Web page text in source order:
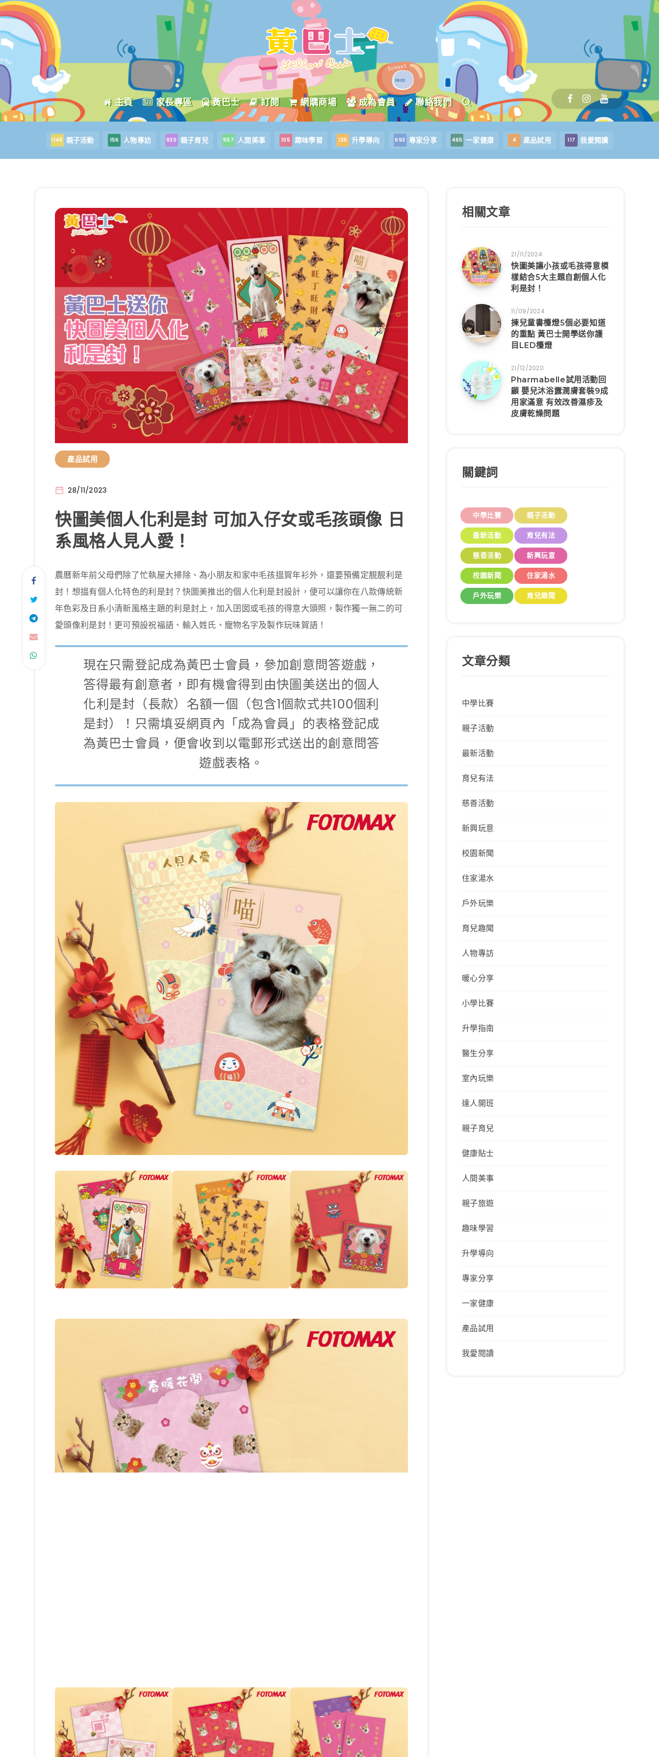
主頁 家長專區 黃巴士 訂閱 網購商場 成為會員 聯絡我們
1145 親子活動 156 人物專訪 930 親子育兒 557 人間美事 105 趣味學習 135 升學導向 693 專家分享 465 一家健康 4 產品試用 117 我愛閱讀
產品試用
28/11/2023
快圖美個人化利是封 可加入仔女或毛孩頭像 日
系風格人見人愛！
農曆新年前父母們除了忙執屋大掃除、為小朋友和家中毛孩搵賀年衫外，還要預備定靚靚利是
封！想搵有個人化特色的利是封？快圖美推出的個人化利是封設計，便可以讓你在八款傳統新
年色彩及日系小清新風格主題的利是封上，加入囝囡或毛孩的得意大頭照，製作獨一無二的可
愛頭像利是封！更可預設祝福語、輸入姓氏、寵物名字及製作玩味賀語！
現在只需登記成為黃巴士會員，參加創意問答遊戲，
答得最有創意者，即有機會得到由快圖美送出的個人
化利是封（長款）名額一個（包含1個款式共100個利
是封）！只需填妥網頁內「成為會員」的表格登記成
為黃巴士會員，便會收到以電郵形式送出的創意問答
遊戲表格。
相關文章
21/11/2024
快圖美讓小孩或毛孩得意模
樣結合5大主題自創個人化
利是封！
11/09/2024
揀兒童書檯燈5個必要知道
的重點 黃巴士開學送你護
目LED檯燈
21/12/2020
Pharmabelle試用活動回
顧 嬰兒沐浴露潤膚套裝9成
用家滿意 有效改善濕疹及
皮膚乾燥問題
關鍵詞
中學比賽 親子活動
最新活動 育兒有法
慈善活動 新興玩意
校園新聞 住家湯水
戶外玩樂 育兒趣聞
文章分類
中學比賽
親子活動
最新活動
育兒有法
慈善活動
新興玩意
校園新聞
住家湯水
戶外玩樂
育兒趣聞
人物專訪
暖心分享
小學比賽
升學指南
醫生分享
室內玩樂
達人開班
親子育兒
健康貼士
人間美事
親子旅遊
趣味學習
升學導向
專家分享
一家健康
產品試用
我愛閱讀